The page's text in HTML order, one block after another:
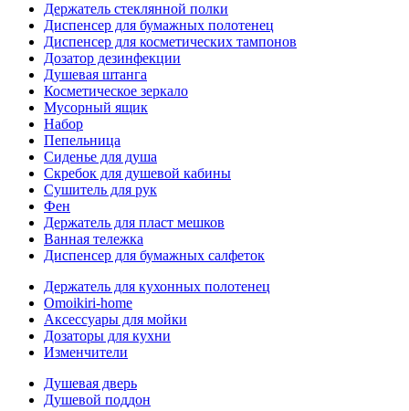
Держатель стеклянной полки
Диспенсер для бумажных полотенец
Диспенсер для косметических тампонов
Дозатор дезинфекции
Душевая штанга
Косметическое зеркало
Мусорный ящик
Набор
Пепельница
Сиденье для душа
Скребок для душевой кабины
Сушитель для рук
Фен
Держатель для пласт мешков
Ванная тележка
Диспенсер для бумажных салфеток
Держатель для кухонных полотенец
Omoikiri-home
Аксессуары для мойки
Дозаторы для кухни
Изменчители
Душевая дверь
Душевой поддон